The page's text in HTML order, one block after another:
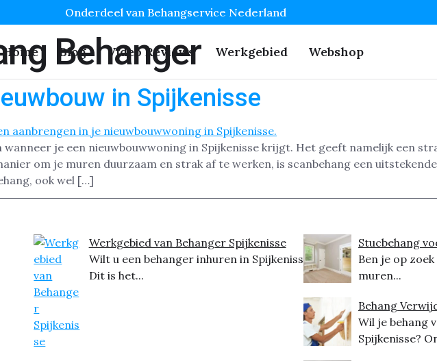
Onderdeel van Behangservice Nederland
Home Blog Video Reviews Werkgebied Webshop
Behanger
in Spijkenisse
je een nieuwbouwwoning in Spijkenisse krijgt. Het geeft namelijk een
om je muren duurzaam en strak af te werken, is scanbehang een
ook wel […]
Werkgebied van Behanger Spijkenisse
Wilt u een behanger inhuren in Spijkenisse?
Dit is het...
Stucbehang
Ben je op
muren...
Behang
Wil je behang
Spijkenisse?